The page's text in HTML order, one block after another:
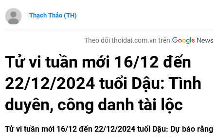
Thạch Thảo (TH)
Theo dõi thoidai.com.vn trên
Tử vi tuần mới 16/12 đến
22/12/2024 tuổi Dậu: Tình
duyên, công danh tài lộc
Tử vi tuần mới 16/12 đến 22/12/2024 tuổi Dậu: Dự báo rằng